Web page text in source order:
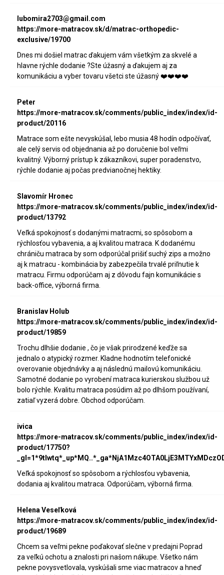
lubomira2703@gmail.com
https://more-matracov.sk/d/matrac-orthopedic-
exclusive/19700
Dnes mi došiel matrac ďakujem vám všetkým za skvelé a
hlavne rýchle dodanie ?Ste úžasný a ďakujem aj za
komunikáciu a vyber tovaru všetci ste úžasný ❤️❤️❤️❤️
Peter
https://more-matracov.sk/comments/public_index/index/id-
product/20116
Matrace som ešte nevyskúšal, lebo musia 48 hodín odpočívať,
ale celý servis od objednania až po doručenie bol veľmi
kvalitný. Výborný prístup k zákazníkovi, super poradenstvo,
rýchle dodanie aj počas predvianočnej hektiky.
Slavomír Hronec
https://more-matracov.sk/comments/public_index/index/id-
product/13792
Veľká spokojnosť s dodanými matracmi, so spôsobom a
rýchlosťou vybavenia, a aj kvalitou matraca. K dodanému
chrániču matraca by som odporúčal prišiť suchý zips a možno
aj k matracu - kombinácia by zabezpečila trvalé priľnutie k
matracu. Firmu odporúčam aj z dôvodu fajn komunikácie s
back-office, výborná firma.
Branislav Holub
https://more-matracov.sk/comments/public_index/index/id-
product/19859
Trochu dlhšie dodanie , čo je však prirodzené keďže sa
jednalo o atypický rozmer. Kladne hodnotím telefonické
overovanie objednávky a aj následnú mailovú komunikáciu.
Samotné dodanie po vyrobení matraca kurierskou službou už
bolo rýchle. Kvalitu matraca posúdim až po dlhšom používaní,
zatiaľ vyzerá dobre. Obchod odporúčam.
ivica
https://more-matracov.sk/comments/public_index/index/id-
product/17750?
Veľká spokojnosť so spôsobom a rýchlosťou vybavenia,
dodania aj kvalitou matraca. Odporúčam, výborná firma.
Helena Veseľková
https://more-matracov.sk/comments/public_index/index/id-
product/19689
Chcem sa veľmi pekne poďakovať slečne v predajni Poprad
za veľkú ochotu a znalosti pri našom nákupe. Všetko nám
pekne povysvetlovala, vyskúšali sme viac matracov a hneď